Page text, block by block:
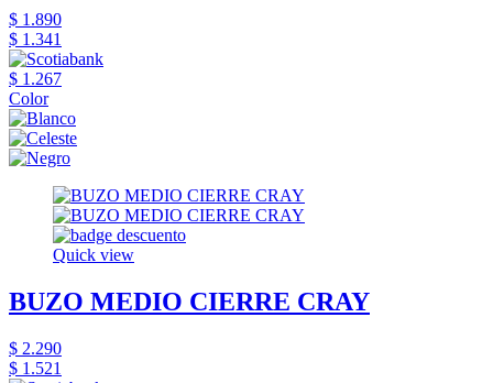
$ 1.890
$ 1.341
$ 1.267
Color
Quick view
BUZO MEDIO CIERRE CRAY
$ 2.290
$ 1.521